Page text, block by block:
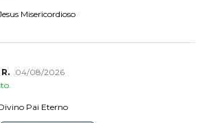
Misericordioso
04/08/2026
Pai Eterno